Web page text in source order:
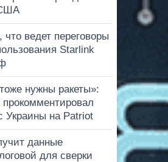
ведет переговоры
Starlink
нужны ракеты»:
Украины на Patriot
данные
для сверки